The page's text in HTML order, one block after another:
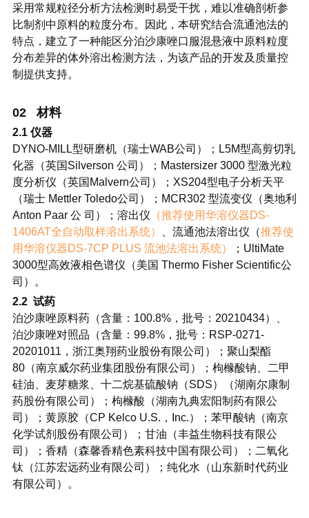
采用常规粒径分析方法检测时易受干扰，难以准确剖析参
比制剂中原料的粒度分布。因此，本研究结合流通池法的
特点，建立了一种能区分泊沙康唑口服混悬液中原料粒度
分布差异的体外溶出检测方法，为该产品的开发及质量控
制提供支持。
02 材料
2.1 仪器
DYNO-MILL型研磨机（瑞士WAB公司）；L5M型高剪切乳
化器（英国Silverson 公司）；Mastersizer 3000 型激光粒
度分析仪（英国Malvern公司）；XS204型电子分析天平
（瑞士 Mettler Toledo公司）；MCR302 型流变仪（奥地利
Anton Paar 公 司）；溶出仪 （推荐使用华溶仪器DS-
1406AT全自动取样溶出系统）
、流通池法溶出仪（推荐使
用华溶仪器DS-7CP PLUS 流池法溶出系统）
；UltiMate
3000型高效液相色谱仪（美国 Thermo Fisher Scientific公
司）。
2.2 试药
泊沙康唑原料药（含量：100.8%，批号：20210434）、
泊沙康唑对照品（含量：99.8%，批号：RSP-0271-
20201011，浙江奥翔药业股份有限公司）；聚山梨酯
80（南京威尔药业集团股份有限公司）；枸橼酸钠、二甲
硅油、麦芽糖浆、十二烷基硫酸钠（SDS）（湖南尔康制
药股份有限公司）；枸橼酸（湖南九典宏阳制药有限公
司）；黄原胶（CP Kelco U.S.，Inc.）；苯甲酸钠（南京
化学试剂股份有限公司）；甘油（丰益生物科技有限公
司）；香精（森馨香精色素科技中国有限公司）；二氧化
钛（江苏宏远药业有限公司）；纯化水（山东新时代药业
有限公司）。